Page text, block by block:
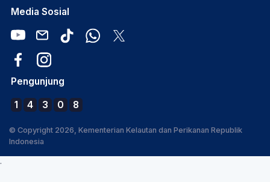
Media Sosial
Pengunjung
1 4 3 0 8
© Copyright 2026, Kementerian Kelautan dan Perikanan Republik
Indonesia
.